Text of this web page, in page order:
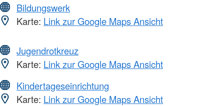
Bildungswerk
Karte: Link zur Google Maps Ansicht
Jugendrotkreuz
Karte: Link zur Google Maps Ansicht
Kindertageseinrichtung
Karte: Link zur Google Maps Ansicht